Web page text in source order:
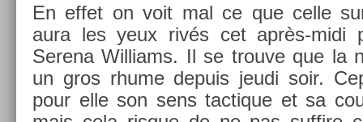
En effet on voit mal ce que celle
aura les yeux rivés cet après-midi
Serena Wil­liams. Il se trouve que la
un gros rhume de­puis jeudi soir.
pour elle son sens tac­tique et sa